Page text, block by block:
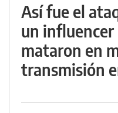
Así fue el
un influencer
mataron en
transmisión